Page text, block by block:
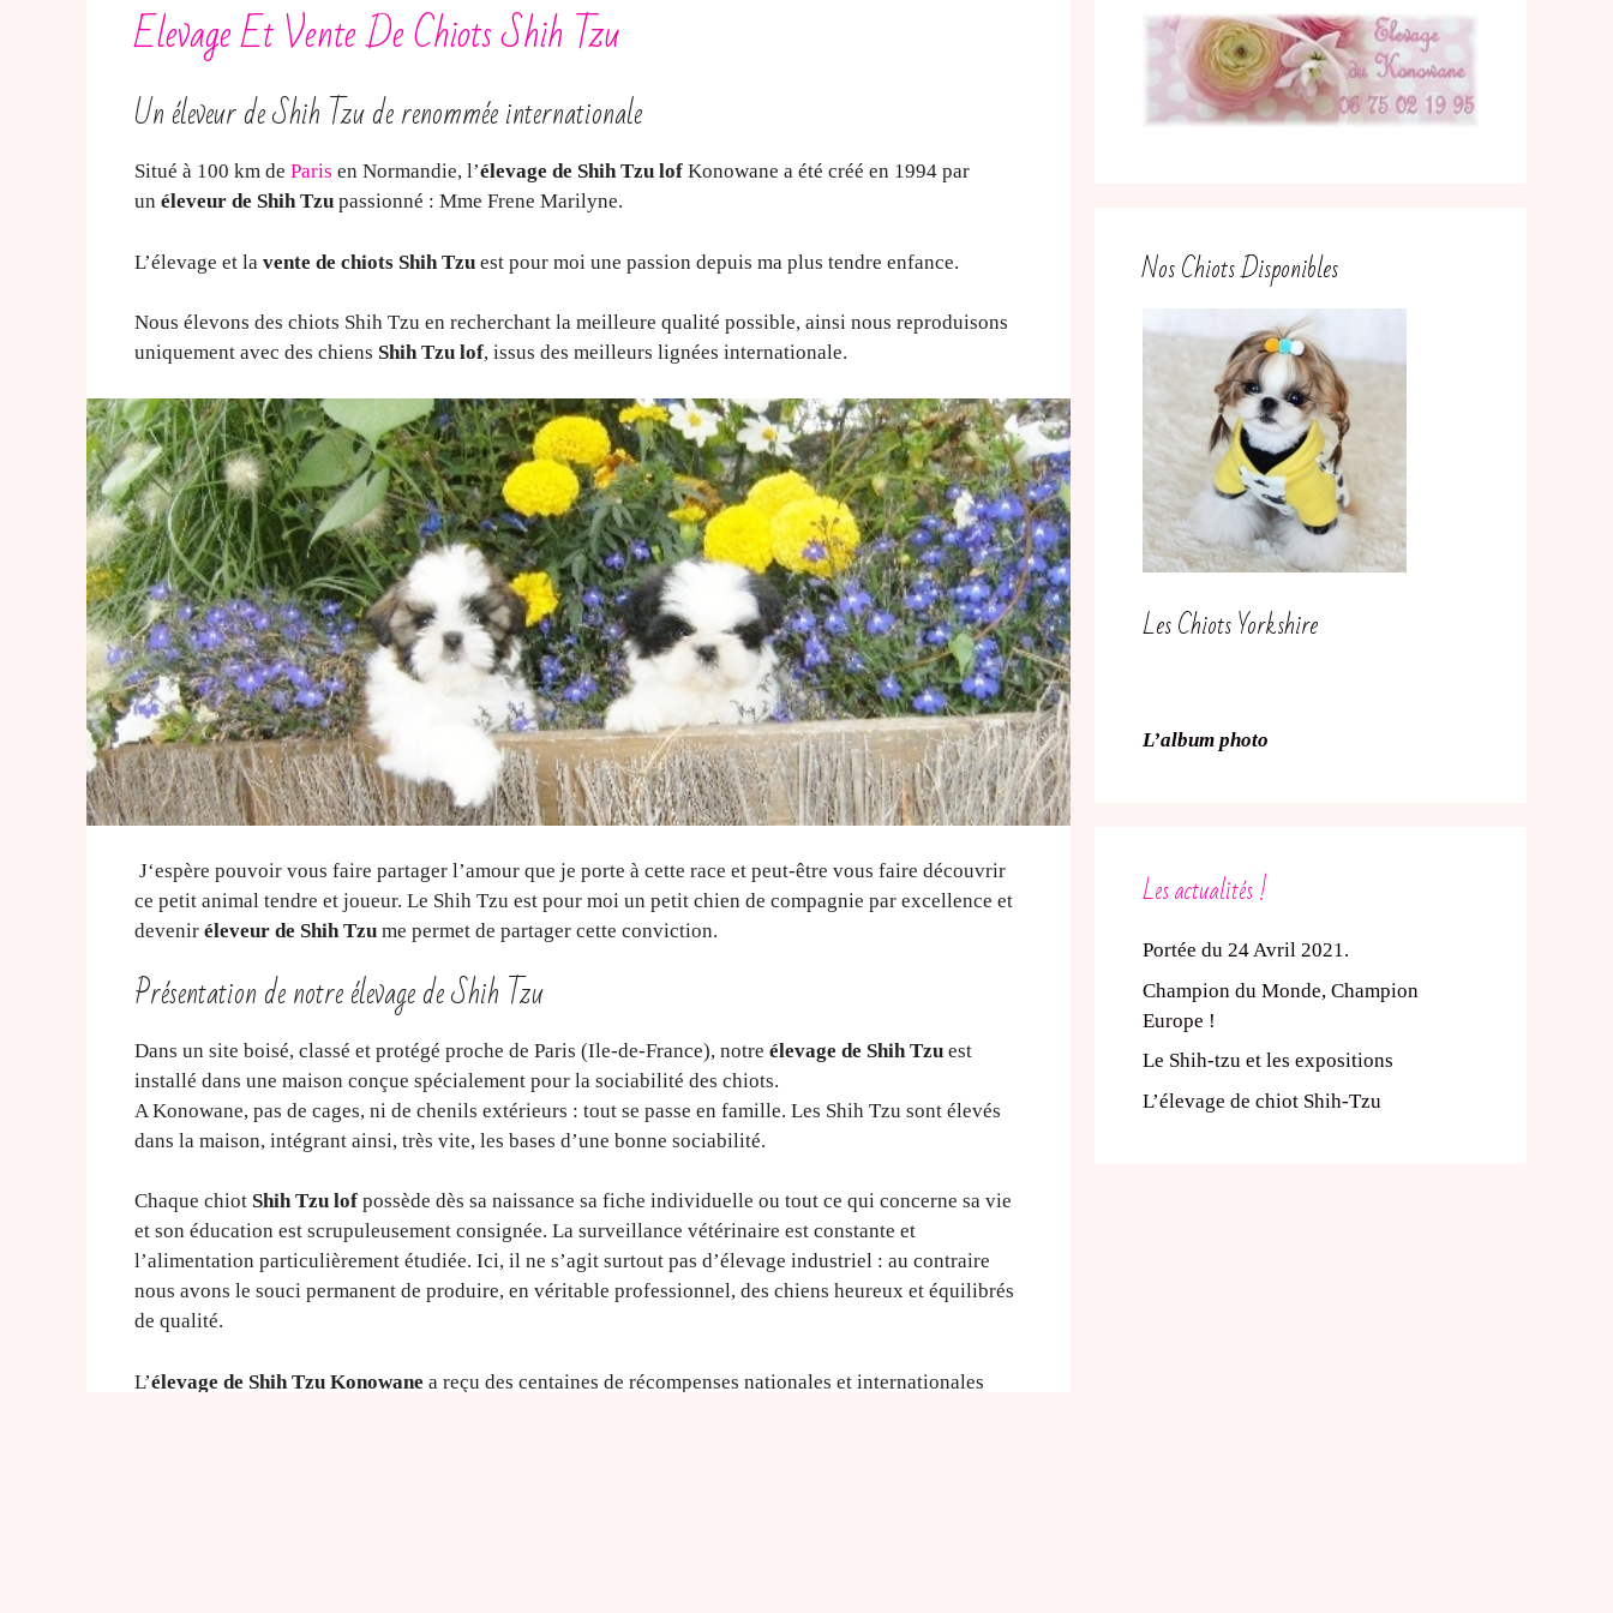
Elevage Et Vente De Chiots Shih Tzu
Un éleveur de Shih Tzu de renommée internationale
Situé à 100 km de Paris en Normandie, l’élevage de Shih Tzu lof Konowane a été créé en 1994 par
un éleveur de Shih Tzu passionné : Mme Frene Marilyne.
L’élevage et la vente de chiots Shih Tzu est pour moi une passion depuis ma plus tendre enfance.
Nous élevons des chiots Shih Tzu en recherchant la meilleure qualité possible, ainsi nous reproduisons
uniquement avec des chiens Shih Tzu lof, issus des meilleurs lignées internationale.
J‘espère pouvoir vous faire partager l’amour que je porte à cette race et peut-être vous faire découvrir
ce petit animal tendre et joueur. Le Shih Tzu est pour moi un petit chien de compagnie par excellence et
devenir éleveur de Shih Tzu me permet de partager cette conviction.
Présentation de notre élevage de Shih Tzu
Dans un site boisé, classé et protégé proche de Paris (Ile-de-France), notre élevage de Shih Tzu est
installé dans une maison conçue spécialement pour la sociabilité des chiots.
A Konowane, pas de cages, ni de chenils extérieurs : tout se passe en famille. Les Shih Tzu sont élevés
dans la maison, intégrant ainsi, très vite, les bases d’une bonne sociabilité.
Chaque chiot Shih Tzu lof possède dès sa naissance sa fiche individuelle ou tout ce qui concerne sa vie
et son éducation est scrupuleusement consignée. La surveillance vétérinaire est constante et
l’alimentation particulièrement étudiée. Ici, il ne s’agit surtout pas d’élevage industriel : au contraire
nous avons le souci permanent de produire, en véritable professionnel, des chiens heureux et équilibrés
de qualité.
L’élevage de Shih Tzu Konowane a reçu des centaines de récompenses nationales et internationales
Nos Chiots Disponibles
Les Chiots Yorkshire
L’album photo
Les actualités !
Portée du 24 Avril 2021.
Champion du Monde, Champion
Europe !
Le Shih-tzu et les expositions
L’élevage de chiot Shih-Tzu